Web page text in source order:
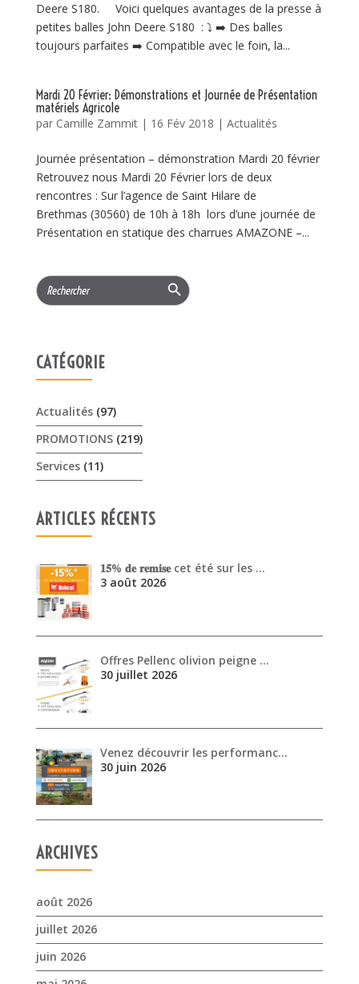
Deere S180. Voici quelques avantages de la presse à
petites balles John Deere S180 : ⤵️ ➡️ Des balles
toujours parfaites ➡️ Compatible avec le foin, la...
Mardi 20 Février: Démonstrations et Journée de Présentation
matériels Agricole
par Camille Zammit| 16 Fév 2018 | Actualités
Journée présentation – démonstration Mardi 20 février
Retrouvez nous Mardi 20 Février lors de deux
rencontres : Sur l’agence de Saint Hilare de
Brethmas (30560) de 10h à 18h lors d’une journée de
Présentation en statique des charrues AMAZONE –...
Search
for:
Search Button
CATÉGORIE
Actualités(97)
PROMOTIONS(219)
Services(11)
ARTICLES RÉCENTS
𝟏𝟓% 𝐝𝐞 𝐫𝐞𝐦𝐢𝐬𝐞 cet été sur les …
3 août 2026
Offres Pellenc olivion peigne …
30 juillet 2026
Venez découvrir les performanc…
30 juin 2026
ARCHIVES
août 2026
juillet 2026
juin 2026